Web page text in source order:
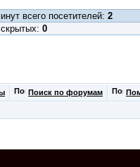
всего посетителей: 2
0
Поиск по форумам